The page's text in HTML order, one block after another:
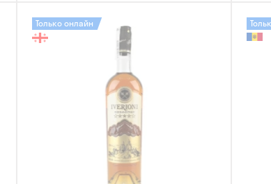
Только онлайн